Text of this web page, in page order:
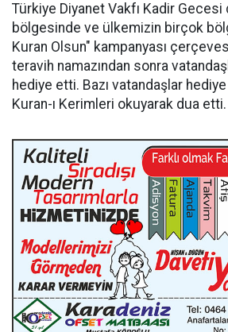
Türkiye Diyanet Vakfı Kadir Gecesi
bölgesinde ve ülkemizin birçok
Kuran Olsun" kampanyası
teravih namazından sonra
hediye etti. Bazı vatandaşlar hediye
Kuran-ı Kerimleri okuyarak dua etti.